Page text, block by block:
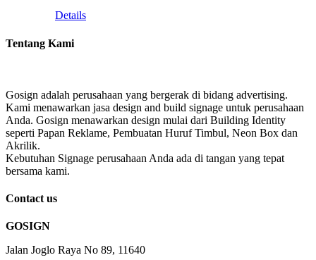
Details
Tentang Kami
Gosign adalah perusahaan yang bergerak di bidang advertising.
Kami menawarkan jasa design and build signage untuk perusahaan
Anda. Gosign menawarkan design mulai dari Building Identity
seperti Papan Reklame, Pembuatan Huruf Timbul, Neon Box dan
Akrilik.
Kebutuhan Signage perusahaan Anda ada di tangan yang tepat
bersama kami.
Contact us
GOSIGN
Jalan Joglo Raya No 89, 11640